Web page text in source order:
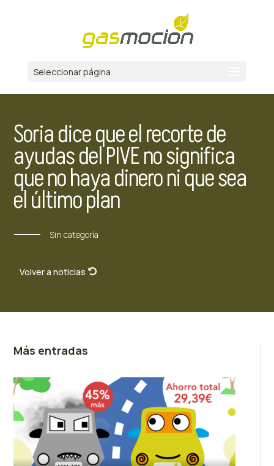
Seleccionar página
Soria dice que el recorte de
ayudas del PIVE no significa
que no haya dinero ni que sea
el último plan
Sin categoría
Volver a noticias
Más entradas